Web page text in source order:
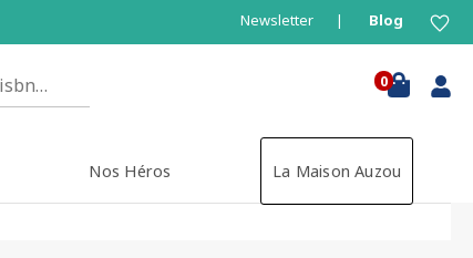
Newsletter Blog
0
Nos Héros La Maison Auzou